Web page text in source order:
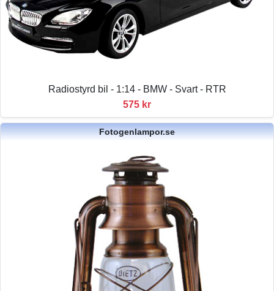
Radiostyrd bil - 1:14 - BMW - Svart - RTR
575 kr
Fotogenlampor.se